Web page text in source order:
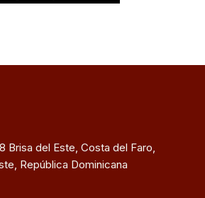
Brisa del Este, Costa del Faro,
República Dominicana